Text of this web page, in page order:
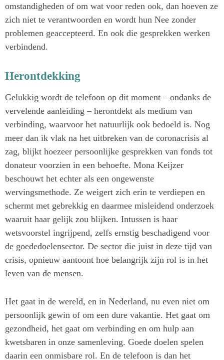
omstandigheden of om wat voor reden ook, dan hoeven ze
zich niet te verantwoorden en wordt hun Nee zonder
problemen geaccepteerd. En ook die gesprekken werken
verbindend.
Herontdekking
Gelukkig wordt de telefoon op dit moment – ondanks de
vervelende aanleiding – herontdekt als medium van
verbinding, waarvoor het natuurlijk ook bedoeld is. Nog
meer dan ik vlak na het uitbreken van de coronacrisis al
zag, blijkt hoezeer persoonlijke gesprekken van fonds tot
donateur voorzien in een behoefte. Mona Keijzer
beschouwt het echter als een ongewenste
wervingsmethode. Ze weigert zich erin te verdiepen en
schermt met gebrekkig en daarmee misleidend onderzoek
waaruit haar gelijk zou blijken. Intussen is haar
wetsvoorstel ingrijpend, zelfs ernstig beschadigend voor
de goededoelensector. De sector die juist in deze tijd van
crisis, opnieuw aantoont hoe belangrijk zijn rol is in het
leven van de mensen.
Het gaat in de wereld, en in Nederland, nu even niet om
persoonlijk gewin of om een dure vakantie. Het gaat om
gezondheid, het gaat om verbinding en om hulp aan
kwetsbaren in onze samenleving. Goede doelen spelen
daarin een onmisbare rol. En de telefoon is dan het